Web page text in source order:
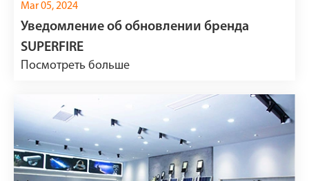
Mar 05, 2024
Уведомление об обновлении бренда
SUPERFIRE
Посмотреть больше